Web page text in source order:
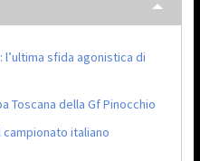
l’ultima sfida agonistica di
Toscana della Gf Pinocchio
campionato italiano